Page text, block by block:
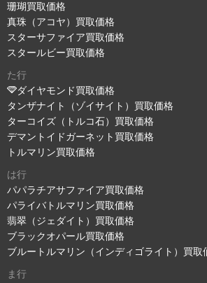
珊瑚買取価格
真珠（アコヤ）買取価格
スターサファイア買取価格
スタールビー買取価格
た行
ダイヤモンド買取価格
タンザナイト（ゾイサイト）買取価格
ターコイズ（トルコ石）買取価格
デマントイドガーネット買取価格
トルマリン買取価格
は行
パパラチアサファイア買取価格
パライバトルマリン買取価格
翡翠（ジェダイト）買取価格
ブラックオパール買取価格
ブルートルマリン（インディゴライト）買取
ま行